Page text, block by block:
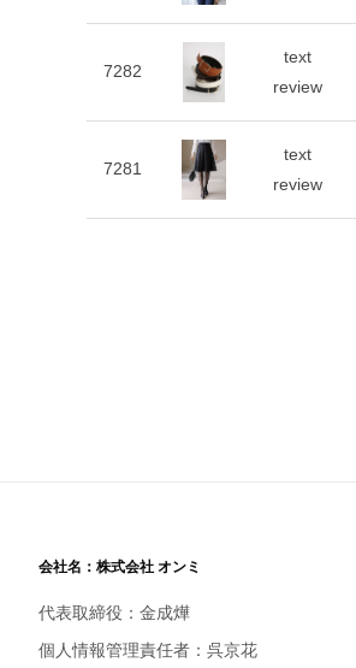
7282
text
review
7281
text
review
会社名：株式会社 オンミ
代表取締役：金成燁
個人情報管理責任者：呉京花